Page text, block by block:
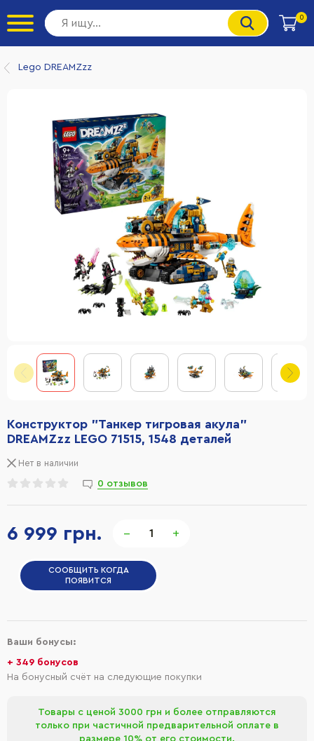
0
Lego DREAMZzz
6 999 грн. − +
СООБЩИТЬ КОГДА
ПОЯВИТСЯ
Конструктор "Танкер тигровая акула"
DREAMZzz LEGO 71515, 1548 деталей
Нет в наличии
0 отзывов
Ваши бонусы:
+ 349 бонусов
На бонусный счёт на следующие покупки
Товары с ценой 3000 грн и более отправляются
только при частичной предварительной оплате в
размере 10% от его стоимости.